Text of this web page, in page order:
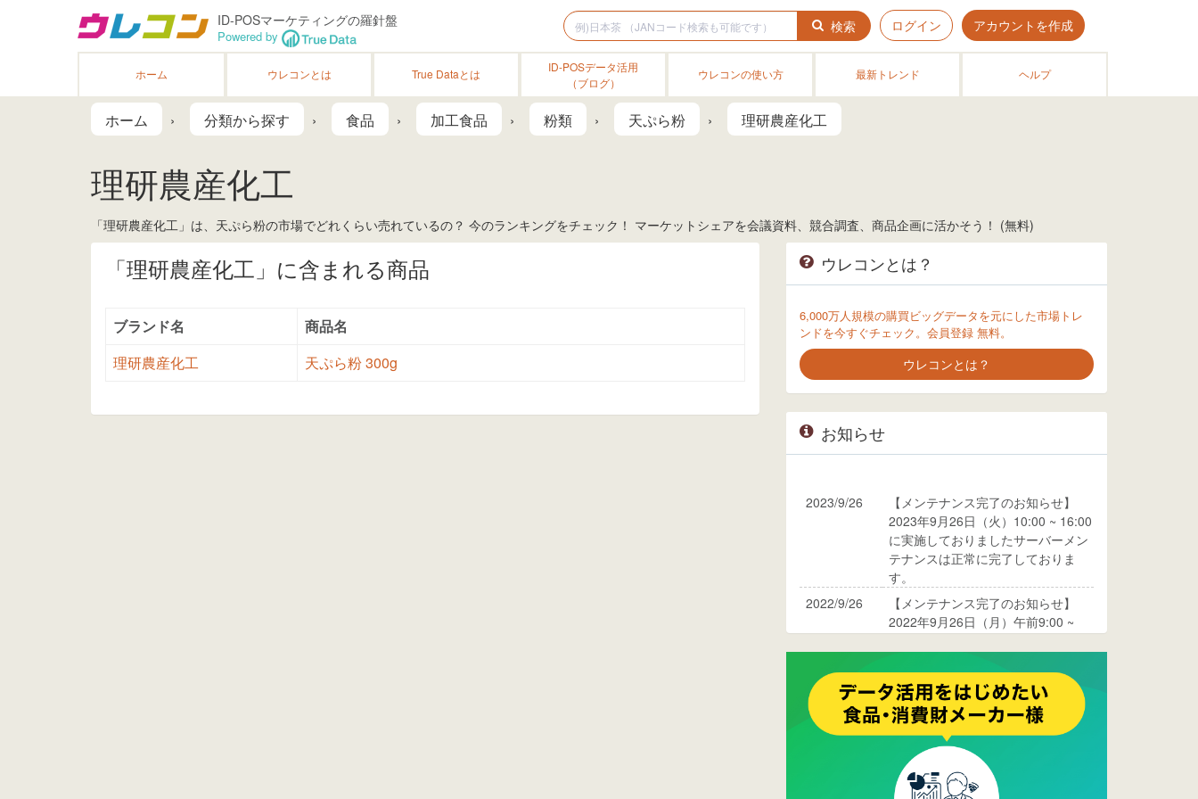
ID-POSマーケティングの羅針盤
Powered by
検索 ログイン アカウントを作成
ホーム ウレコンとは True Dataとは
ID-POSデータ活用
（ブログ）
ウレコンの使い方 最新トレンド ヘルプ
ホーム 分類から探す 食品 加工食品 粉類 天ぷら粉 理研農産化工
理研農産化工
「理研農産化工」は、天ぷら粉の市場でどれくらい売れているの？ 今のランキングをチェック！ マーケットシェアを会議資料、競合調査、商品企画に活かそう！ (無料)
「理研農産化工」に含まれる商品
ブランド名
商品名
理研農産化工
天ぷら粉 300g
ウレコンとは？
6,000万人規模の購買ビッグデータを元にした市場トレ
ンドを今すぐチェック。会員登録 無料。
ウレコンとは？
お知らせ
2023/9/26
【メンテナンス完了のお知らせ】
2023年9月26日（火）10:00 ~ 16:00
に実施しておりましたサーバーメン
テナンスは正常に完了しておりま
す。
2022/9/26
【メンテナンス完了のお知らせ】
2022年9月26日（月）午前9:00 ~
ります。
2017/05/17
ウレコンでブログ掲載が始まりまし
た。ぜひご覧ください。
ウレコンのサイト機能を大幅バージ
ョンアップ。詳細はこちら。⇒
ページへ